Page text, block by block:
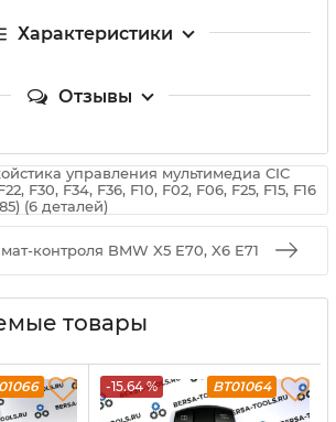
Характеристики
Отзывы
управления мультимедиа CIC
F30, F34, F36, F10, F02, F06, F25, F15, F16
(6 деталей)
контроля BMW X5 E70, X6 E71
товары
-15.64 % BT01064